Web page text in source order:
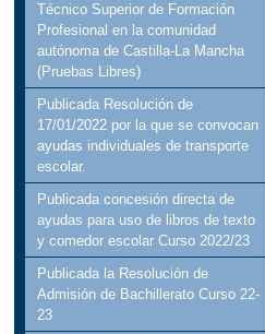
Técnico Superior de Formación
Profesional en la comunidad
autónoma de Castilla-La Mancha
(Pruebas Libres)
Publicada Resolución de
17/01/2022 por la que se convocan
ayudas individuales de transporte
escolar.
Publicada concesión directa de
ayudas para uso de libros de texto
y comedor escolar Curso 2022/23
Publicada la Resolución de
Admisión de Bachillerato Curso 22-
23